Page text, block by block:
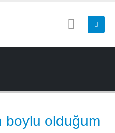
boylu olduğum